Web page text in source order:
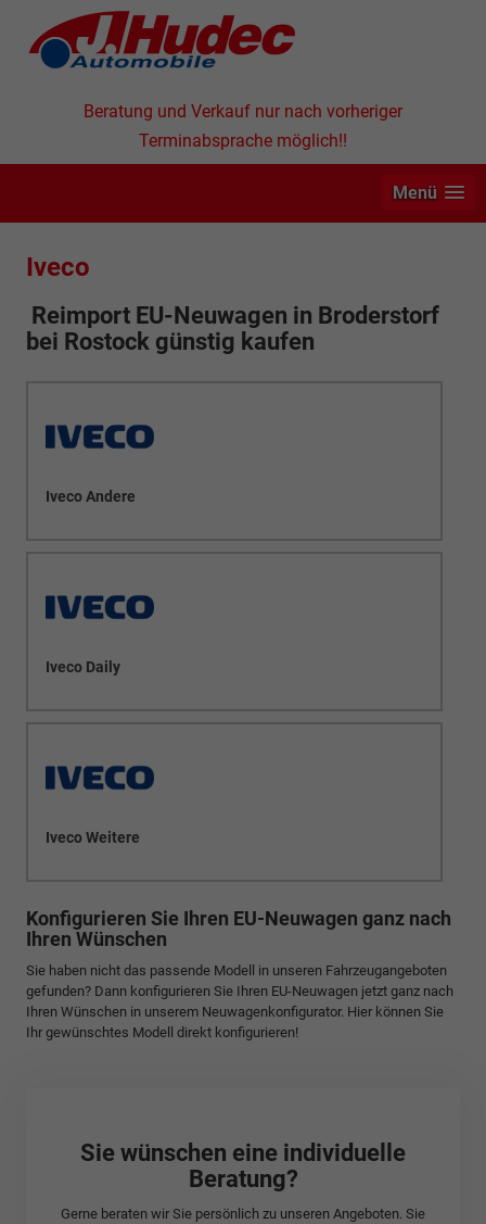
Beratung und Verkauf nur nach vorheriger
Terminabsprache möglich!!
Menü
Iveco
Reimport EU-Neuwagen in Broderstorf
bei Rostock günstig kaufen
Iveco Andere
Iveco Daily
Iveco Weitere
Konfigurieren Sie Ihren EU-Neuwagen ganz nach
Ihren Wünschen
Sie haben nicht das passende Modell in unseren Fahrzeugangeboten
gefunden? Dann konfigurieren Sie Ihren EU-Neuwagen jetzt ganz nach
Ihren Wünschen in unserem Neuwagenkonfigurator. Hier können Sie
Ihr gewünschtes Modell direkt konfigurieren!
Sie wünschen eine individuelle
Beratung?
Gerne beraten wir Sie persönlich zu unseren Angeboten. Sie